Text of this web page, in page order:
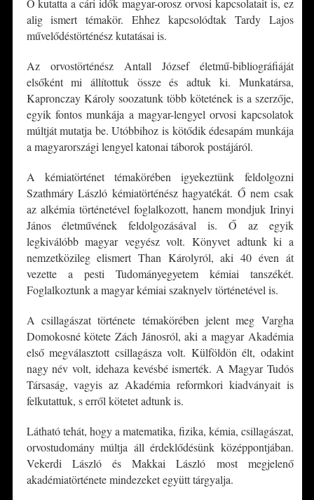
Ő kutatta a cári idők magyar-orosz orvosi kapcsolatait is, ez
alig ismert témakör. Ehhez kapcsolódtak Tardy Lajos
művelődéstörténész kutatásai is.
Az orvostörténész Antall József életmű-bibliográfiáját
elsőként mi állítottuk össze és adtuk ki. Munkatársa,
Kapronczay Károly soozatunk több kötetének is a szerzője,
egyik fontos munkája a magyar-lengyel orvosi kapcsolatok
múltját mutatja be. Utóbbihoz is kötődik édesapám munkája
a magyarországi lengyel katonai táborok postájáról.
A kémiatörténet témakörében igyekeztünk feldolgozni
Szathmáry László kémiatörténész hagyatékát. Ő nem csak
az alkémia történetével foglalkozott, hanem mondjuk Irinyi
János életművének feldolgozásával is. Ő az egyik
legkiválóbb magyar vegyész volt. Könyvet adtunk ki a
nemzetközileg elismert Than Károlyról, aki 40 éven át
vezette a pesti Tudományegyetem kémiai tanszékét.
Foglalkoztunk a magyar kémiai szaknyelv történetével is.
A csillagászat története témakörében jelent meg Vargha
Domokosné kötete Zách Jánosról, aki a magyar Akadémia
első megválasztott csillagásza volt. Külföldön élt, odakint
nagy név volt, idehaza kevésbé ismerték. A Magyar Tudós
Társaság, vagyis az Akadémia reformkori kiadványait is
felkutattuk, s erről kötetet adtunk is.
Látható tehát, hogy a matematika, fizika, kémia, csillagászat,
orvostudomány múltja áll érdeklődésünk középpontjában.
Vekerdi László és Makkai László most megjelenő
akadémiatörténete mindezeket együtt tárgyalja.